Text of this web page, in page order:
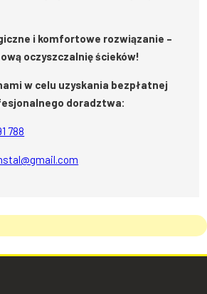
i komfortowe rozwiązanie –
oczyszczalnię ścieków!
w celu uzyskania bezpłatnej
doradztwa:
788